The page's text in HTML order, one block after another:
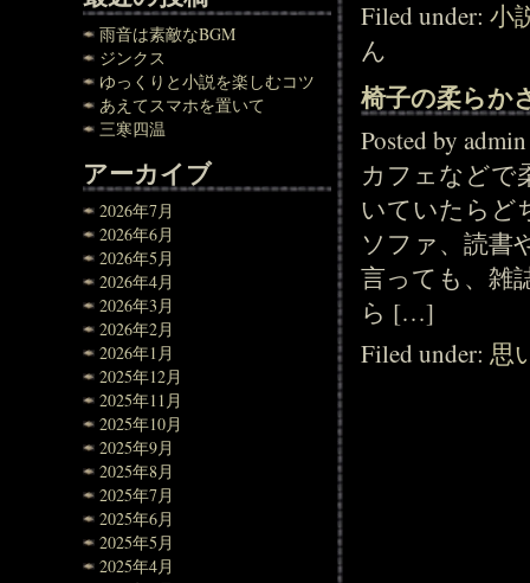
雨音は素敵なBGM
ジンクス
ゆっくりと小説を楽しむコツ
あえてスマホを置いて
三寒四温
アーカイブ
2026年7月
2026年6月
2026年5月
2026年4月
2026年3月
2026年2月
2026年1月
2025年12月
2025年11月
2025年10月
2025年9月
2025年8月
2025年7月
2025年6月
2025年5月
2025年4月
Filed under:小
ん
椅子の柔らか
Posted by
カフェなどで
いていたらど
ソファ、読書
言っても、雑
ら […]
Filed under:思